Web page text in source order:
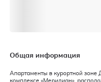
Общая информация
Апартаменты в курортной зоне
комплексе «Меридиан»,